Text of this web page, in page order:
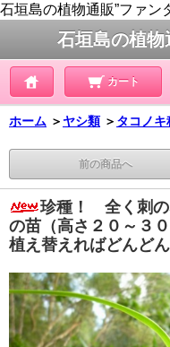
石垣島の植物通販”ファン
石垣島の植
カート
ホーム ＞ ヤシ類 ＞ タコノキ
前の商品へ
珍種！ 全く刺
の苗（高さ２０～３
植え替えればどんど